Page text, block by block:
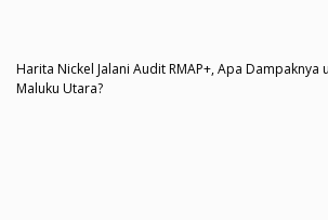
Harita Nickel Jalani Audit RMAP+, Apa Dampaknya
Maluku Utara?